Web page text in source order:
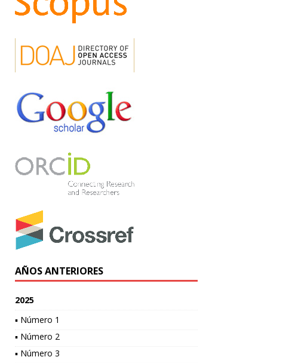
AÑOS ANTERIORES
2025
▪ Número 1
▪ Número 2
▪ Número 3